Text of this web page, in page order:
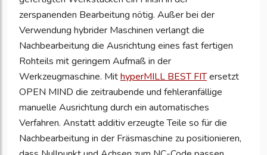
zerspanenden Bearbeitung nötig. Außer bei der
Verwendung hybrider Maschinen verlangt die
Nachbearbeitung die Ausrichtung eines fast fertigen
Rohteils mit geringem Aufmaß in der
Werkzeugmaschine. MithyperMILL BEST FITersetzt
OPEN MIND die zeitraubende und fehleranfällige
manuelle Ausrichtung durch ein automatisches
Verfahren. Anstatt additiv erzeugte Teile so für die
Nachbearbeitung in der Fräsmaschine zu positionieren,